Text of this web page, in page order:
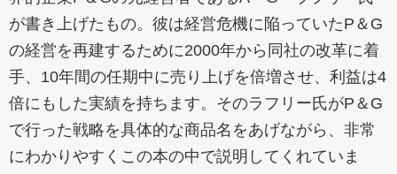
が書き上げたもの。彼は経営危機に陥っていたP＆G
の経営を再建するために2000年から同社の改革に着
手、10年間の任期中に売り上げを倍増させ、利益は4
倍にもした実績を持ちます。そのラフリー氏がP＆G
で行った戦略を具体的な商品名をあげながら、非常
にわかりやすくこの本の中で説明してくれていま